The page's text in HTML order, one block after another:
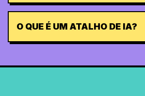
O QUE É UM ATALHO DE IA?